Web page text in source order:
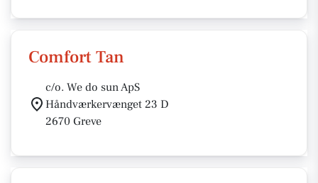
Comfort Tan
c/o. We do sun ApS
Håndværkervænget 23 D
2670 Greve